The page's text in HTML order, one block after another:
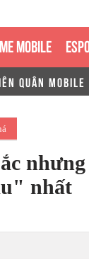
MOBILE
QUÂN MOBILE
nhất